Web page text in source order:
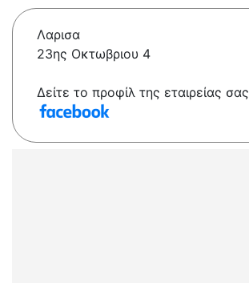
Λαρισα
23ης Οκτωβριου 4
Δείτε το προφίλ της εταιρείας σας